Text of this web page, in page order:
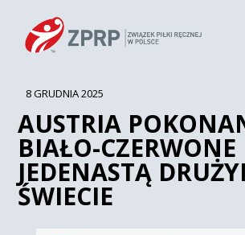
8 GRUDNIA 2025
AUSTRIA
BIAŁO-CZERWONE
JEDENASTĄ
ŚWIECIE